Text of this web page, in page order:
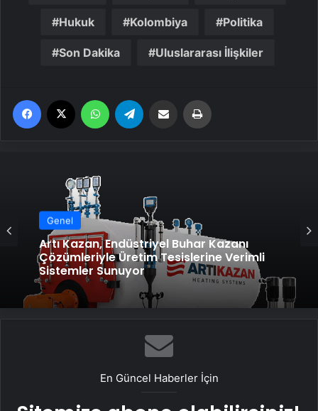
Hukuk Kolombiya Politika
Son Dakika Uluslararası İlişkiler
Facebook WhatsApp Email'den paylaş
Genel
Artı Kazan, Endüstriyel Buhar Kazanı
Çözümleriyle Üretim Tesislerine Verimli
Sistemler Sunuyor
En Güncel Haberler İçin